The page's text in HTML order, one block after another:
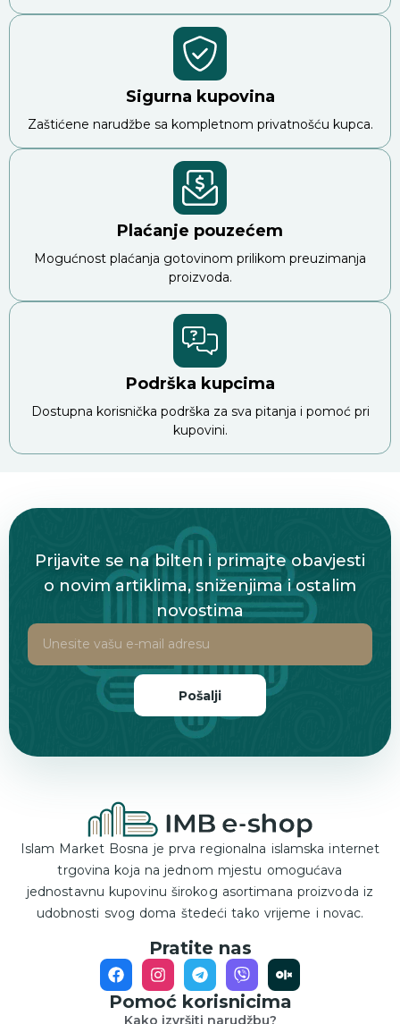
Sigurna kupovina
Zaštićene narudžbe sa kompletnom privatnošću kupca.
Plaćanje pouzećem
Mogućnost plaćanja gotovinom prilikom preuzimanja
proizvoda.
Podrška kupcima
Dostupna korisnička podrška za sva pitanja i pomoć pri
kupovini.
Prijavite se na bilten i primajte obavjesti
o novim artiklima, sniženjima i ostalim
novostima
Pošalji
Islam Market Bosna je prva regionalna islamska internet
trgovina koja na jednom mjestu omogućava
jednostavnu kupovinu širokog asortimana proizvoda iz
udobnosti svog doma štedeći tako vrijeme i novac.
Pratite nas
Pomoć korisnicima
Kako izvršiti narudžbu?